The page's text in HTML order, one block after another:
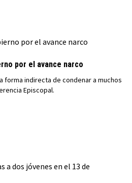
por el avance narco
forma indirecta de condenar a muchos
Episcopal.